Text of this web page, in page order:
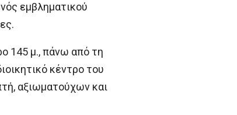
εμβληματικού
145 μ., πάνω από τη
κέντρο του
αξιωματούχων και